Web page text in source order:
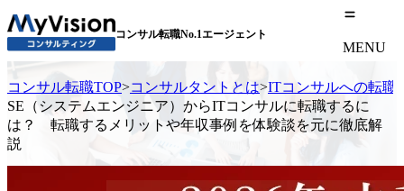
コンサル転職No.1エージェント
MENU
コンサル転職TOP>コンサルタントとは>ITコンサルへの転職
SE（システムエンジニア）からITコンサルに転職するに
は？ 転職するメリットや年収事例を体験談を元に徹底解
説